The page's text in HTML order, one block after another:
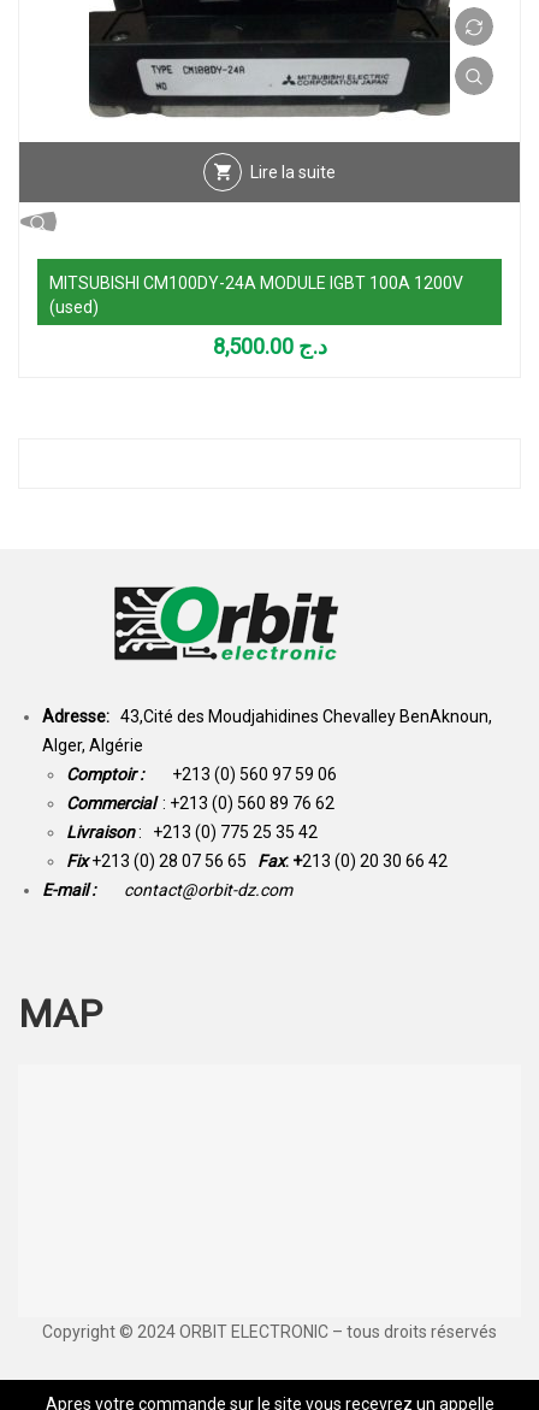
Lire la suite
MITSUBISHI CM100DY-24A MODULE IGBT 100A 1200V
(used)
د.ج 8,500.00
Adresse: 43,Cité des Moudjahidines Chevalley BenAknoun,
Alger, Algérie
Comptoir : +213 (0) 560 97 59 06
Commercial : +213 (0) 560 89 76 62
Livraison: +213 (0) 775 25 35 42
Fix +213 (0) 28 07 56 65 Fax: +213 (0) 20 30 66 42
E-mail :
contact@orbit-dz.com
MAP
Copyright © 2024 ORBIT ELECTRONIC – tous droits réservés
Apres votre commande sur le site vous recevrez un appelle